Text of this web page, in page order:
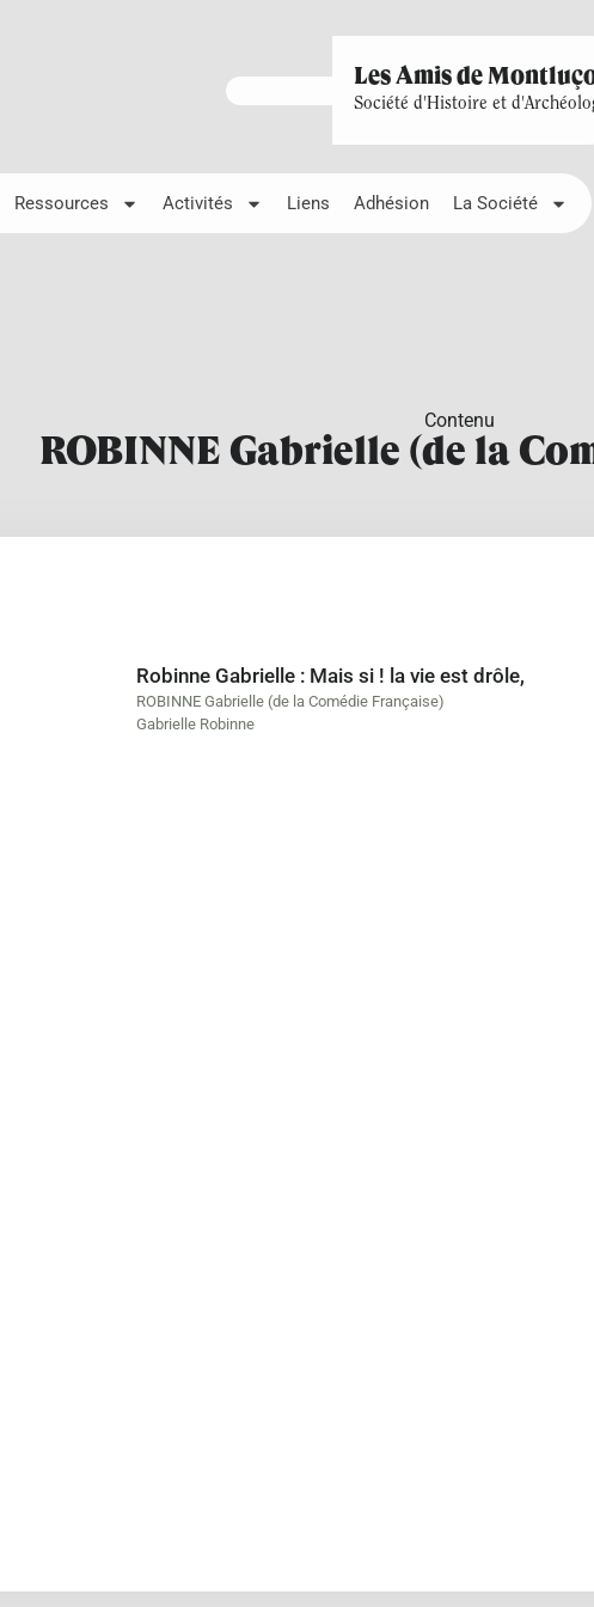
Les Amis de
Société d'Histoire et
Ressources Activités Liens Adhésion La Société
Contenu
ROBINNE Gabrielle (de la
Robinne Gabrielle : Mais si ! la vie est drôle,
ROBINNE Gabrielle (de la Comédie Française)
Gabrielle Robinne